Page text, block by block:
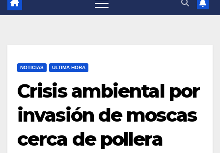
NOTICIAS ULTIMA HORA
Crisis ambiental por
invasión de moscas
cerca de pollera